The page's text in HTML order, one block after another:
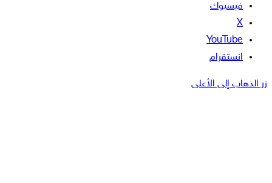
فيسبوك
‫X
‫YouTube
انستقرام
زر الذهاب إلى الأعلى